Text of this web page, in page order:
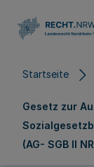
Startseite
Gesetz zur
(AG- SGB II